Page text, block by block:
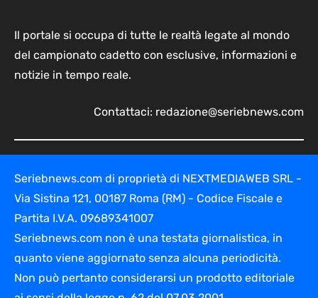
Il portale si occupa di tutte le realtà legate al mondo
del campionato cadetto con esclusive, informazioni e
notizie in tempo reale.
Contattaci: redazione@seriebnews.com
Seriebnews.com di proprietà di NEXTMEDIAWEB SRL -
Via Sistina 121, 00187 Roma (RM) - Codice Fiscale e
Partita I.V.A. 09689341007
Seriebnews.com non è una testata giornalistica, in
quanto viene aggiornato senza alcuna periodicità.
Non può pertanto considerarsi un prodotto editoriale